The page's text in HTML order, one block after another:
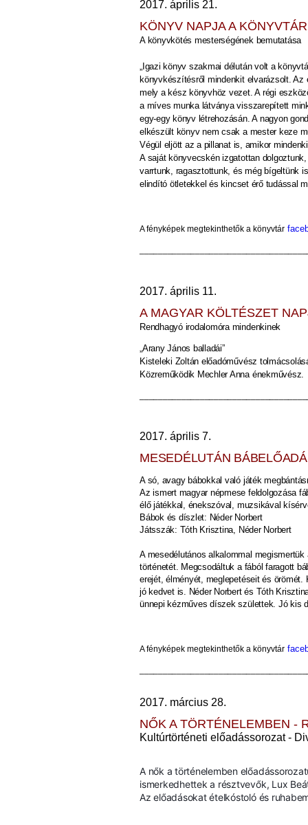
2017. április 21.
KÖNYV NAPJA A
A könyvkötés mesterségének bemutatása
„Igazi könyv szakmai délután volt a
könyvkészítésről mindenkit elvarázsolt.
mely a kész könyvhöz vezet. A régi
a míves munka látványa visszarepített
egy-egy könyv létrehozásán. A nagyon
elkészült könyv nem csak a mester keze
Végül eljött az a pillanat is, amikor
A saját könyvecskén izgatottan
varrtunk, ragasztottunk, és még bígeltünk
elindító ötletekkel és kincset érő tudással
A fényképek megtekinthetők a könyvtár
2017. április 11.
A MAGYAR KÖLTÉSZET
Rendhagyó irodalomóra mindenkinek
„Arany János balladái”
Kisteleki Zoltán előadóművész
Közreműködik Mechler Anna énekművész.
2017. április 7.
MESEDÉLUTÁN
A só, avagy bábokkal való játék
Az ismert magyar népmese feldolgozása
élő játékkal, énekszóval, muzsikával
Bábok és díszlet: Néder Norbert
Játsszák: Tóth Krisztina, Néder Norbert
A mesedélutános alkalommal
történetét. Megcsodáltuk a fából faragott
erejét, élményét, meglepetéseit és
jó kedvet is. Néder Norbert és Tóth
ünnepi kézműves díszek születtek. Jó kis
A fényképek megtekinthetők a könyvtár
2017. március 28.
NŐK A TÖRTÉNELEMBEN -
Kultúrtörténeti előadássorozat -
A nők a történelemben
ismerkedhettek a résztvevők, Lux
Az előadásokat ételkóstoló és